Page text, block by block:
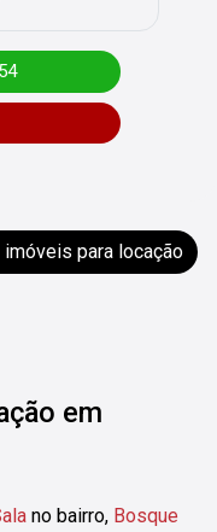
imóveis para locação
em
no bairro, Bosque